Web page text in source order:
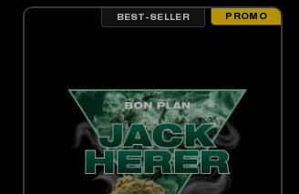
BEST-SELLER PROMO